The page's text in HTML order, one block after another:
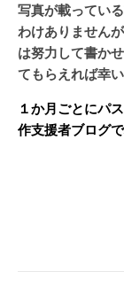
写真が載ってい
わけありません
は努力して書か
てもらえれば幸い
１か月ごとにパ
作支援者ブログ